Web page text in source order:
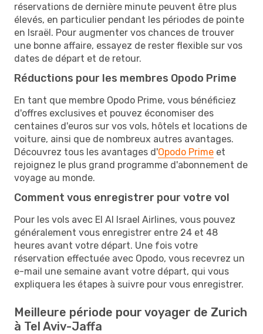
réservations de dernière minute peuvent être plus
élevés, en particulier pendant les périodes de pointe
en Israël. Pour augmenter vos chances de trouver
une bonne affaire, essayez de rester flexible sur vos
dates de départ et de retour.
Réductions pour les membres Opodo Prime
En tant que membre Opodo Prime, vous bénéficiez
d'offres exclusives et pouvez économiser des
centaines d'euros sur vos vols, hôtels et locations de
voiture, ainsi que de nombreux autres avantages.
Découvrez tous les avantages d'Opodo Prime et
rejoignez le plus grand programme d'abonnement de
voyage au monde.
Comment vous enregistrer pour votre vol
Pour les vols avec El Al Israel Airlines, vous pouvez
généralement vous enregistrer entre 24 et 48
heures avant votre départ. Une fois votre
réservation effectuée avec Opodo, vous recevrez un
e-mail une semaine avant votre départ, qui vous
expliquera les étapes à suivre pour vous enregistrer.
Meilleure période pour voyager de Zurich
à Tel Aviv-Jaffa